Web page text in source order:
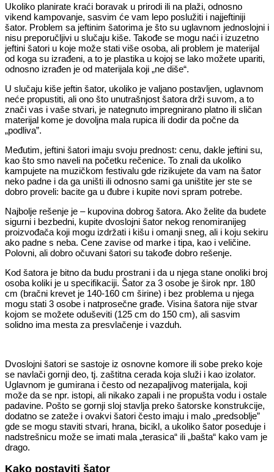
Ukoliko planirate kraći boravak u prirodi ili na plaži, odnosno
vikend kampovanje, sasvim će vam lepo poslužiti i najjeftiniji
šator. Problem sa jeftinim šatorima je što su uglavnom jednoslojni i
nisu preporučljivi u slučaju kiše. Takođe se mogu naći i izuzetno
jeftini šatori u koje može stati više osoba, ali problem je materijal
od koga su izrađeni, a to je plastika u kojoj se lako možete upariti,
odnosno izrađen je od materijala koji „ne diše“.
U slučaju kiše jeftin šator, ukoliko je valjano postavljen, uglavnom
neće propustiti, ali ono što unutrašnjost šatora drži suvom, a to
znači vas i vaše stvari, je nategnuto impregnirano platno ili sličan
materijal kome je dovoljna mala rupica ili dodir da počne da
„podliva”.
Međutim, jeftini šatori imaju svoju prednost: cenu, dakle jeftini su,
kao što smo naveli na početku rečenice. To znali da ukoliko
kampujete na muzičkom festivalu gde rizikujete da vam na šator
neko padne i da ga uništi ili odnosno sami ga uništite jer ste se
dobro proveli: bacite ga u đubre i kupite novi spram potrebe.
Najbolje rešenje je – kupovina dobrog šatora. Ako želite da budete
sigurni i bezbedni, kupite dvoslojni šator nekog renomiranijeg
proizvođača koji mogu izdržati i kišu i omanji sneg, ali i koju sekiru
ako padne s neba. Cene zavise od marke i tipa, kao i veličine.
Polovni, ali dobro očuvani šatori su takođe dobro rešenje.
Kod šatora je bitno da budu prostrani i da u njega stane onoliki broj
osoba koliki je u specifikaciji. Šator za 3 osobe je širok npr. 180
cm (bračni krevet je 140-160 cm širine) i bez problema u njega
mogu stati 3 osobe i natprosečne građe. Visina šatora nije stvar
kojom se možete oduševiti (125 cm do 150 cm), ali sasvim
solidno ima mesta za presvlačenje i vazduh.
Dvoslojni šatori se sastoje iz osnovne komore ili sobe preko koje
se navlači gornji deo, tj. zaštitna cerada koja služi i kao izolator.
Uglavnom je gumirana i često od nezapaljivog materijala, koji
može da se npr. istopi, ali nikako zapali i ne propušta vodu i ostale
padavine. Pošto se gornji sloj stavlja preko šatorske konstrukcije,
dodatno se zateže i ovakvi šatori često imaju i malo „predsoblje”
gde se mogu staviti stvari, hrana, bicikl, a ukoliko šator poseduje i
nadstrešnicu može se imati mala „terasica“ ili „bašta“ kako vam je
drago.
Kako postaviti šator